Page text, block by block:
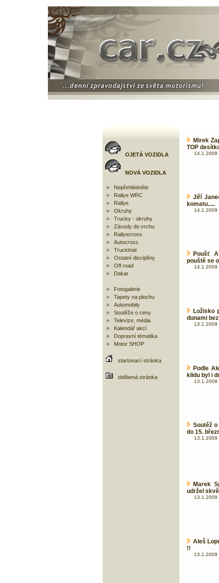
OJETÁ VOZIDLA
NOVÁ VOZIDLA
Nepřehlédněte
Rallye WRC
Rallye
Okruhy
Trucky - okruhy
Závody do vrchu
Rallyecross
Autocross
Trucktrial
Ostatní disciplíny
Off road
Dakar
Fotogalerie
Tapety na plochu
Automobily
Soutěže o ceny
Televize, média
Kalendář akcí
Dopravní tématika
Motor SHOP
startovací stránka
oblíbená stránka
Mirek
TOP
14.1.2009
Jiří
komatu.....
14.1.2009
Poušť
pouště se
14.1.2009
Ložisko
dunami
13.1.2009
Podle
klidu byl i
13.1.2009
Soutěž
do 15.
13.1.2009
Marek
udržel
13.1.2009
Aleš
!!
13.1.2009